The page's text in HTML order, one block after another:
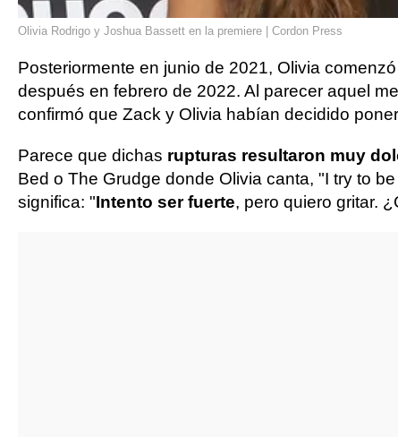
Olivia Rodrigo y Joshua Bassett en la premiere | Cordon Press
Posteriormente en junio de 2021, Olivia
después en febrero de 2022. Al parecer aquel
confirmó que Zack y Olivia habían decidido
Parece que dichas rupturas resultaron muy
Bed o The Grudge donde Olivia canta, "I try to
significa: "Intento ser fuerte, pero quiero gritar.